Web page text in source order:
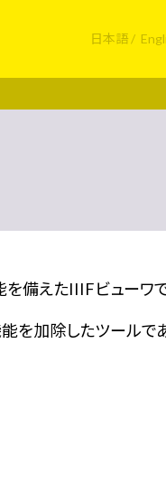
日本語
備えたIIIFビューワで
を加除したツールで